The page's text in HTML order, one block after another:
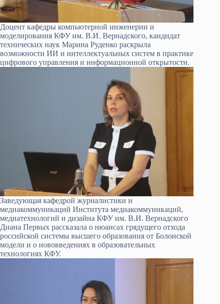
Доцент кафедры компьютерной инженерии и
моделирования КФУ им. В.И. Вернадского, кандидат
технических наук Марина Руденко раскрыла
возможности ИИ и интеллектуальных систем в практике
цифрового управления и информационной открытости.
Заведующая кафедрой журналистики и
медиакоммуникаций Института медиакоммуникаций,
медиатехнологий и дизайна КФУ им. В.И. Вернадского
Диана Первых рассказала о нюансах грядущего отхода
российской системы высшего образования от Болонской
модели и о нововведениях в образовательных
технологиях КФУ.